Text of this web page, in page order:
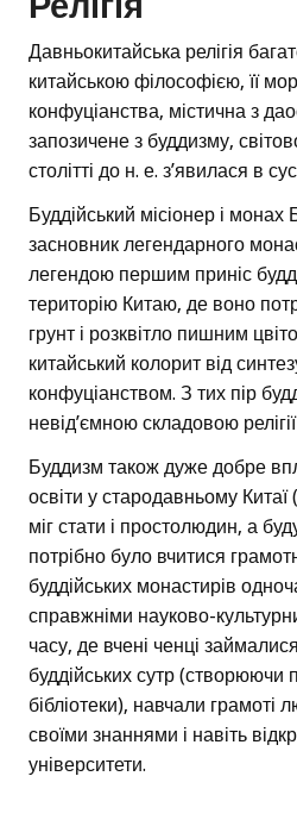
Давньокитайська релігія
китайською філософією, її
конфуціанства, містична з
запозичене з буддизму,
столітті до н. е. з’явилася в
Буддійський місіонер і
засновник легендарного
легендою першим приніс
територію Китаю, де воно
грунт і розквітло пишним
китайський колорит від
конфуціанством. З тих пір
невід’ємною складовою
Буддизм також дуже добре
освіти у стародавньому
міг стати і простолюдин, а
потрібно було вчитися
буддійських монастирів
справжніми науково-
часу, де вчені ченці
буддійських сутр (створюючи
бібліотеки), навчали грамоті
своїми знаннями і навіть
університети.